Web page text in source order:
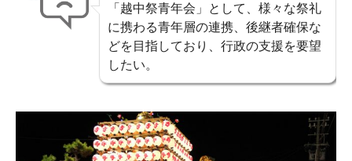
「越中祭青年会」として、様々な祭礼
に携わる青年層の連携、後継者確保な
どを目指しており、行政の支援を要望
したい。